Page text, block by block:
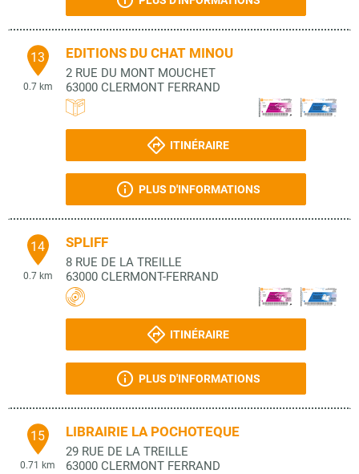
13
0.7 km
EDITIONS DU CHAT MINOU
2 RUE DU MONT MOUCHET
63000 CLERMONT FERRAND
ITINÉRAIRE
PLUS D'INFORMATIONS
14
0.7 km
SPLIFF
8 RUE DE LA TREILLE
63000 CLERMONT-FERRAND
ITINÉRAIRE
PLUS D'INFORMATIONS
15
0.71 km
LIBRAIRIE LA POCHOTEQUE
29 RUE DE LA TREILLE
63000 CLERMONT FERRAND